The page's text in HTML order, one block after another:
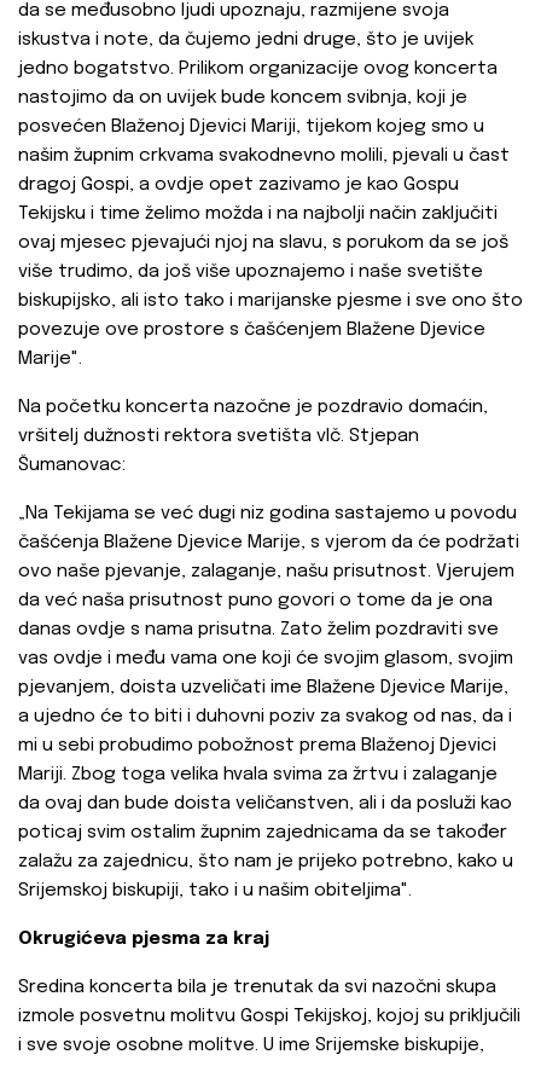
da se međusobno ljudi upoznaju, razmijene svoja
iskustva i note, da čujemo jedni druge, što je uvijek
jedno bogatstvo. Prilikom organizacije ovog koncerta
nastojimo da on uvijek bude koncem svibnja, koji je
posvećen Blaženoj Djevici Mariji, tijekom kojeg smo u
našim župnim crkvama svakodnevno molili, pjevali u čast
dragoj Gospi, a ovdje opet zazivamo je kao Gospu
Tekijsku i time želimo možda i na najbolji način zaključiti
ovaj mjesec pjevajući njoj na slavu, s porukom da se još
više trudimo, da još više upoznajemo i naše svetište
biskupijsko, ali isto tako i marijanske pjesme i sve ono što
povezuje ove prostore s čašćenjem Blažene Djevice
Marije".
Na početku koncerta nazočne je pozdravio domaćin,
vršitelj dužnosti rektora svetišta vlč. Stjepan
Šumanovac:
„Na Tekijama se već dugi niz godina sastajemo u povodu
čašćenja Blažene Djevice Marije, s vjerom da će podržati
ovo naše pjevanje, zalaganje, našu prisutnost. Vjerujem
da već naša prisutnost puno govori o tome da je ona
danas ovdje s nama prisutna. Zato želim pozdraviti sve
vas ovdje i među vama one koji će svojim glasom, svojim
pjevanjem, doista uzveličati ime Blažene Djevice Marije,
a ujedno će to biti i duhovni poziv za svakog od nas, da i
mi u sebi probudimo pobožnost prema Blaženoj Djevici
Mariji. Zbog toga velika hvala svima za žrtvu i zalaganje
da ovaj dan bude doista veličanstven, ali i da posluži kao
poticaj svim ostalim župnim zajednicama da se također
zalažu za zajednicu, što nam je prijeko potrebno, kako u
Srijemskoj biskupiji, tako i u našim obiteljima".
Okrugićeva pjesma za kraj
Sredina koncerta bila je trenutak da svi nazočni skupa
izmole posvetnu molitvu Gospi Tekijskoj, kojoj su priključili
i sve svoje osobne molitve. U ime Srijemske biskupije,